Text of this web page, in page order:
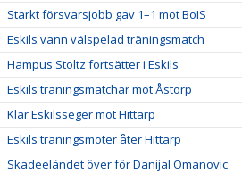
Starkt försvarsjobb gav 1–1 mot BoIS
Eskils vann välspelad träningsmatch
Hampus Stoltz fortsätter i Eskils
Eskils träningsmatchar mot Åstorp
Klar Eskilsseger mot Hittarp
Eskils träningsmöter åter Hittarp
Skadeeländet över för Danijal Omanovic